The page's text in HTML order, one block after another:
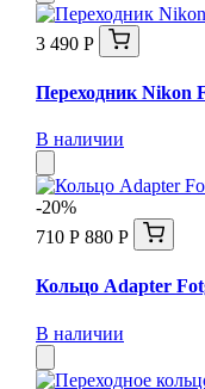
3 490 Р
Переходник Nikon
В наличии
-20%
710 Р 880 Р
Кольцо Adapter
В наличии